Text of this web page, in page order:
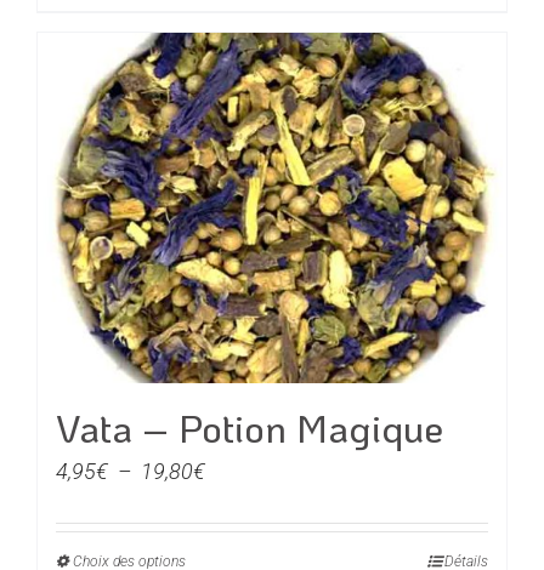
19,80€
a
plusieurs
variations.
Les
options
peuvent
être
choisies
sur
la
page
du
produit
Vata – Potion Magique
4,95€ – 19,80€Plage
prix :
Choix des options Détails